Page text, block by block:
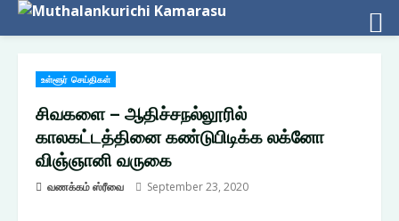
content
உள்ளூர் செய்திகள்
சிவகளை – ஆதிச்சநல்லூரில்
காலகட்டத்தினை கண்டுபிடிக்க லக்னோ
விஞ்ஞானி வருகை
வணக்கம் ஸ்ரீவை September 23, 2020